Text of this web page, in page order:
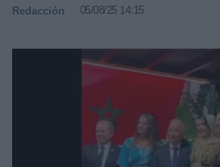
Redacción 05/08/25 14:15